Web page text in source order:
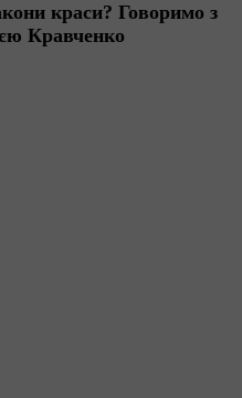
краси? Говоримо з
Кравченко